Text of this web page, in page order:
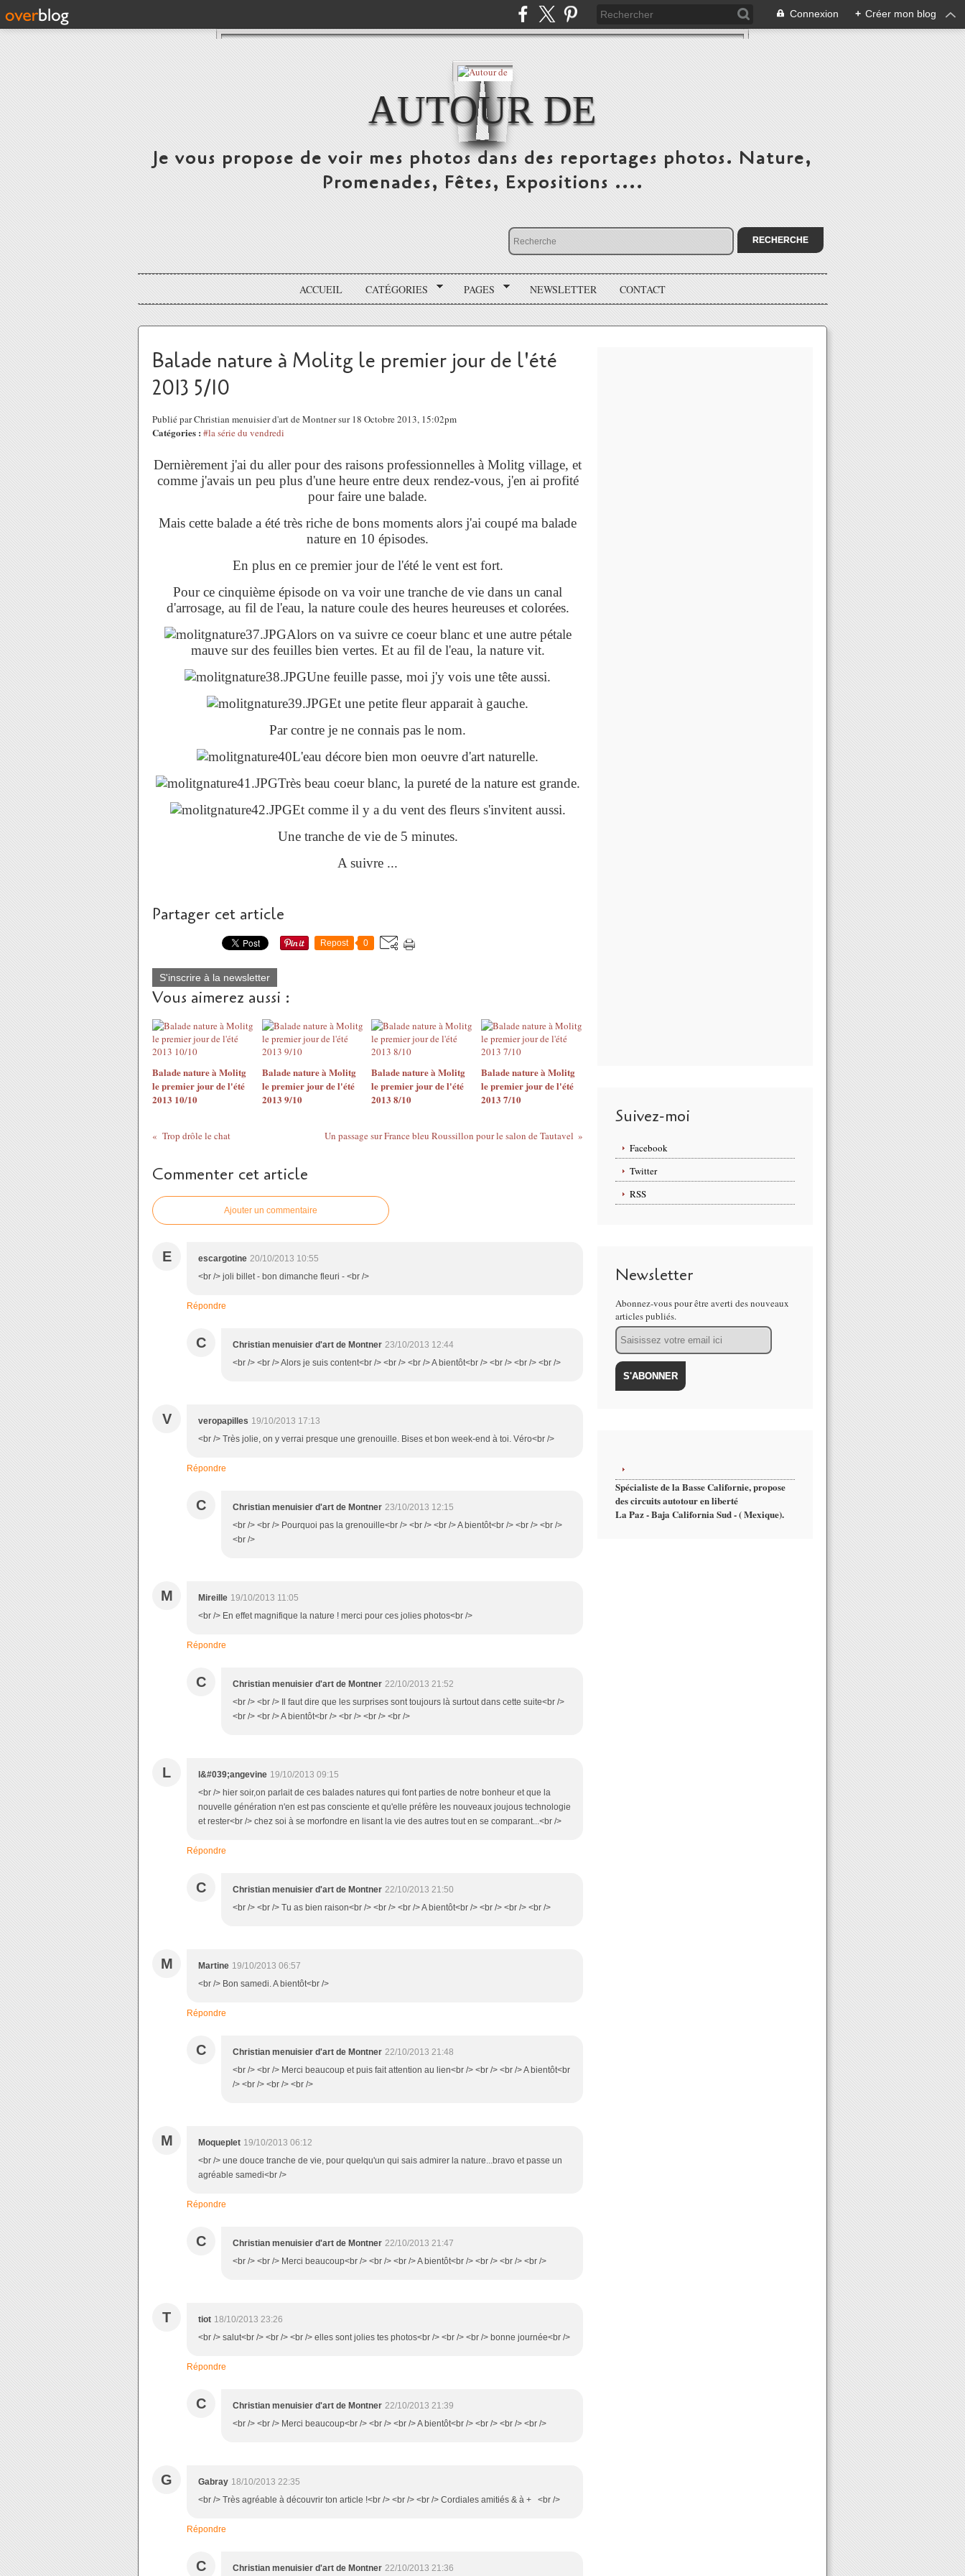
Connexion + Créer mon blog
AUTOUR DE
Je vous propose de voir mes photos dans des reportages photos. Nature,
Promenades, Fêtes, Expositions ....
ACCUEIL CATÉGORIES PAGES NEWSLETTER CONTACT
Balade nature à Molitg le premier jour de l'été
2013 5/10
Publié par Christian menuisier d'art de Montner sur 18 Octobre 2013, 15:02pm
Catégories : #la série du vendredi
Dernièrement j'ai du aller pour des raisons professionnelles à Molitg village, et
comme j'avais un peu plus d'une heure entre deux rendez-vous, j'en ai profité
pour faire une balade.
Mais cette balade a été très riche de bons moments alors j'ai coupé ma balade
nature en 10 épisodes.
En plus en ce premier jour de l'été le vent est fort.
Pour ce cinquième épisode on va voir une tranche de vie dans un canal
d'arrosage, au fil de l'eau, la nature coule des heures heureuses et colorées.
Alors on va suivre ce coeur blanc et une autre pétale
mauve sur des feuilles bien vertes. Et au fil de l'eau, la nature vit.
Une feuille passe, moi j'y vois une tête aussi.
Et une petite fleur apparait à gauche.
Par contre je ne connais pas le nom.
L'eau décore bien mon oeuvre d'art naturelle.
Très beau coeur blanc, la pureté de la nature est grande.
Et comme il y a du vent des fleurs s'invitent aussi.
Une tranche de vie de 5 minutes.
A suivre ...
Partager cet article
Repost 0
S'inscrire à la newsletter
Vous aimerez aussi :
Balade nature à Molitg
le premier jour de l'été
2013 10/10
Balade nature à Molitg
le premier jour de l'été
2013 9/10
Balade nature à Molitg
le premier jour de l'été
2013 8/10
Balade nature à Molitg
le premier jour de l'été
2013 7/10
Trop drôle le chat Un passage sur France bleu Roussillon pour le salon de Tautavel
Commenter cet article
Ajouter un commentaire
E escargotine 20/10/2013 10:55
<br /> joli billet - bon dimanche fleuri - <br />
Répondre
C Christian menuisier d'art de Montner 23/10/2013 12:44
<br /> <br /> Alors je suis content<br /> <br /> <br /> A bientôt<br /> <br /> <br /> <br />
V veropapilles 19/10/2013 17:13
<br /> Très jolie, on y verrai presque une grenouille. Bises et bon week-end à toi. Véro<br />
Répondre
C Christian menuisier d'art de Montner 23/10/2013 12:15
<br /> <br /> Pourquoi pas la grenouille<br /> <br /> <br /> A bientôt<br /> <br /> <br />
<br />
M Mireille 19/10/2013 11:05
<br /> En effet magnifique la nature ! merci pour ces jolies photos<br />
Répondre
C Christian menuisier d'art de Montner 22/10/2013 21:52
<br /> <br /> Il faut dire que les surprises sont toujours là surtout dans cette suite<br />
<br /> <br /> A bientôt<br /> <br /> <br /> <br />
L l&#039;angevine 19/10/2013 09:15
<br /> hier soir,on parlait de ces balades natures qui font parties de notre bonheur et que la
nouvelle génération n'en est pas consciente et qu'elle préfère les nouveaux joujous technologie
et rester<br /> chez soi à se morfondre en lisant la vie des autres tout en se comparant...<br />
Répondre
C Christian menuisier d'art de Montner 22/10/2013 21:50
<br /> <br /> Tu as bien raison<br /> <br /> <br /> A bientôt<br /> <br /> <br /> <br />
M Martine 19/10/2013 06:57
<br /> Bon samedi. A bientôt<br />
Répondre
C Christian menuisier d'art de Montner 22/10/2013 21:48
<br /> <br /> Merci beaucoup et puis fait attention au lien<br /> <br /> <br /> A bientôt<br
/> <br /> <br /> <br />
M Moqueplet 19/10/2013 06:12
<br /> une douce tranche de vie, pour quelqu'un qui sais admirer la nature...bravo et passe un
agréable samedi<br />
Répondre
C Christian menuisier d'art de Montner 22/10/2013 21:47
<br /> <br /> Merci beaucoup<br /> <br /> <br /> A bientôt<br /> <br /> <br /> <br />
T tiot 18/10/2013 23:26
<br /> salut<br /> <br /> <br /> elles sont jolies tes photos<br /> <br /> <br /> bonne journée<br />
Répondre
C Christian menuisier d'art de Montner 22/10/2013 21:39
<br /> <br /> Merci beaucoup<br /> <br /> <br /> A bientôt<br /> <br /> <br /> <br />
G Gabray 18/10/2013 22:35
<br /> Très agréable à découvrir ton article !<br /> <br /> <br /> Cordiales amitiés & à + <br />
Répondre
C Christian menuisier d'art de Montner 22/10/2013 21:36
Suivez-moi
Facebook
Twitter
RSS
Newsletter
Abonnez-vous pour être averti des nouveaux
articles publiés.
Email
Spécialiste de la Basse Californie, propose
des circuits autotour en liberté
La Paz - Baja California Sud - ( Mexique).